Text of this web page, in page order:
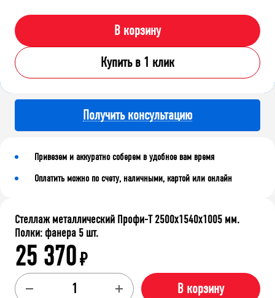
В корзину
Купить в 1 клик
Получить консультацию
Привезем и аккуратно соберем в удобное вам время
Оплатить можно по счету, наличными, картой или онлайн
Стеллаж металлический Профи-Т 2500x1540x1005 мм.
Полки: фанера 5 шт.
25 370₽
В корзину